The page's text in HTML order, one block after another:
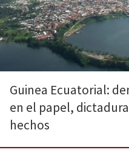
Las maniobras “antidemocráticas”
incumpliendo así lo acordado en la
Diálogo Político Nacional. Mientras, la
Internacional vuelve a denunciar la
Guinea Ecuatorial:
en el papel,
hechos